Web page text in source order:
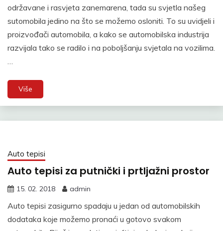
održavane i rasvjeta zanemarena, tada su svjetla našeg
sutomobila jedino na što se možemo osloniti. To su uvidjeli i
proizvođači automobila, a kako se automobilska industrija
razvijala tako se radilo i na poboljšanju svjetala na vozilima.
…
Više
Auto tepisi
Auto tepisi za putnički i prtljažni prostor
15. 02. 2018 admin
Auto tepisi zasigurno spadaju u jedan od automobilskih
dodataka koje možemo pronaći u gotovo svakom